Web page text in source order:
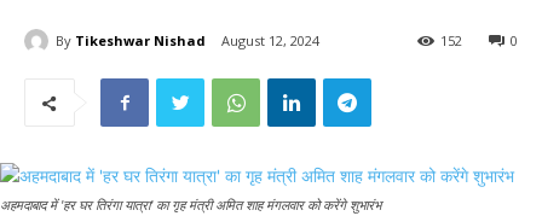
By Tikeshwar Nishad August 12, 2024 0
152
अहमदाबाद में 'हर घर तिरंगा यात्रा' का गृह मंत्री अमित शाह मंगलवार को करेंगे शुभारंभ